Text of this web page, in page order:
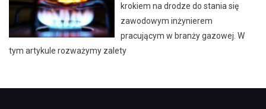
krokiem na drodze do stania się
zawodowym inżynierem
pracującym w branży gazowej. W
tym artykule rozważymy zalety